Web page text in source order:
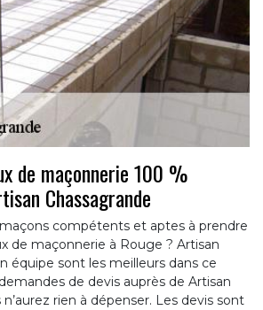
de maçonnerie 100 %
Chassagrande
compétents et aptes à prendre
de maçonnerie à Rouge ? Artisan
équipe sont les meilleurs dans ce
de devis auprès de Artisan
n’aurez rien à dépenser. Les devis sont